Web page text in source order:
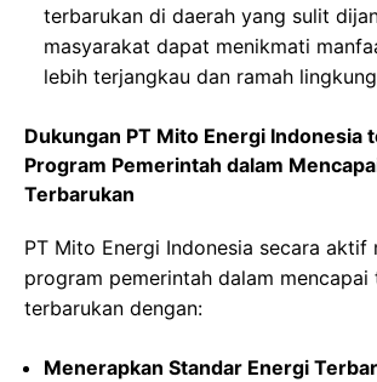
terbarukan di daerah yang sulit
masyarakat dapat menikmati
lebih terjangkau dan ramah
Dukungan PT Mito Energi Indonesia
Program Pemerintah dalam
Terbarukan
PT Mito Energi Indonesia secara aktif
program pemerintah dalam mencapai
terbarukan dengan:
Menerapkan Standar Energi